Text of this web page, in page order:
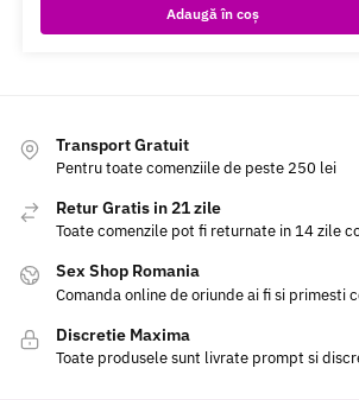
Adaugă în coș
Transport Gratuit
Pentru toate comenziile de peste 250 lei
Retur Gratis in 21 zile
Toate comenzile pot fi returnate in 14 zile
Sex Shop Romania
Comanda online de oriunde ai fi si primesti
Discretie Maxima
Toate produsele sunt livrate prompt si